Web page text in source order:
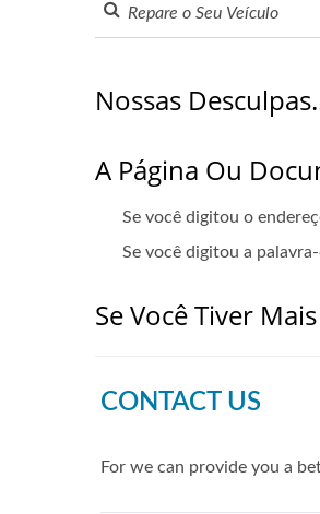
Nossas
A Página Ou
Se você digitou o
Se você digitou a
Se Você Tiver